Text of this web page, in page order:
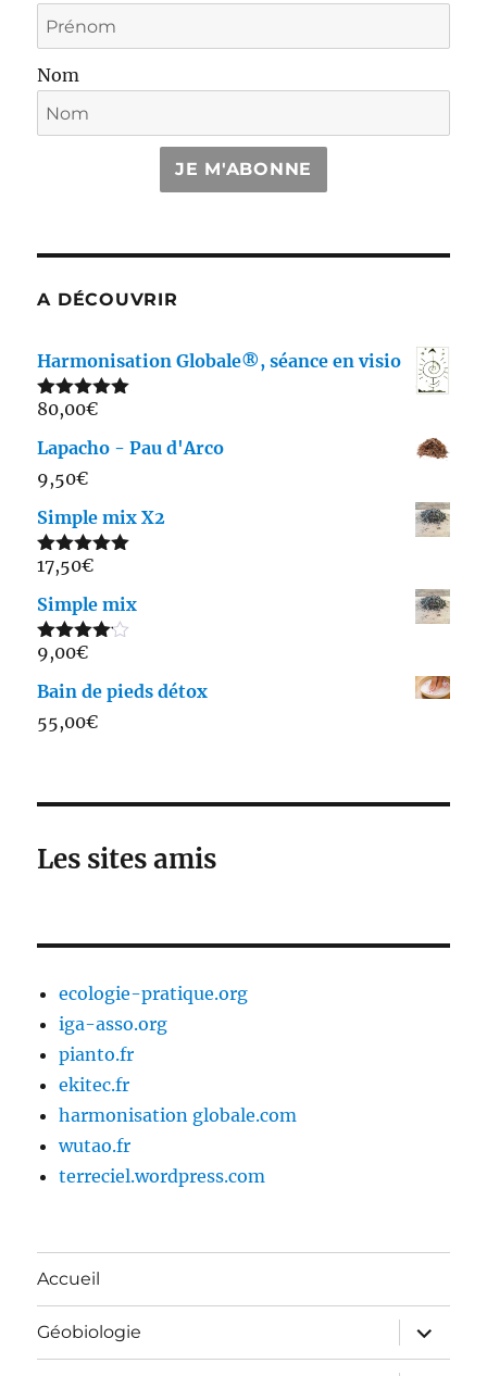
Nom
JE M'ABONNE
A DÉCOUVRIR
Harmonisation Globale®, séance en visio
Note5.00
80,00€
Lapacho - Pau d'Arco
9,50€
Simple mix X2
Note5.00
17,50€
Simple mix
Note4.00
9,00€
Bain de pieds détox
55,00€
Les sites amis
ecologie-pratique.org
iga-asso.org
pianto.fr
ekitec.fr
harmonisation globale.com
wutao.fr
terreciel.wordpress.com
Accueil
Géobiologie
ouvrir
le
sous-